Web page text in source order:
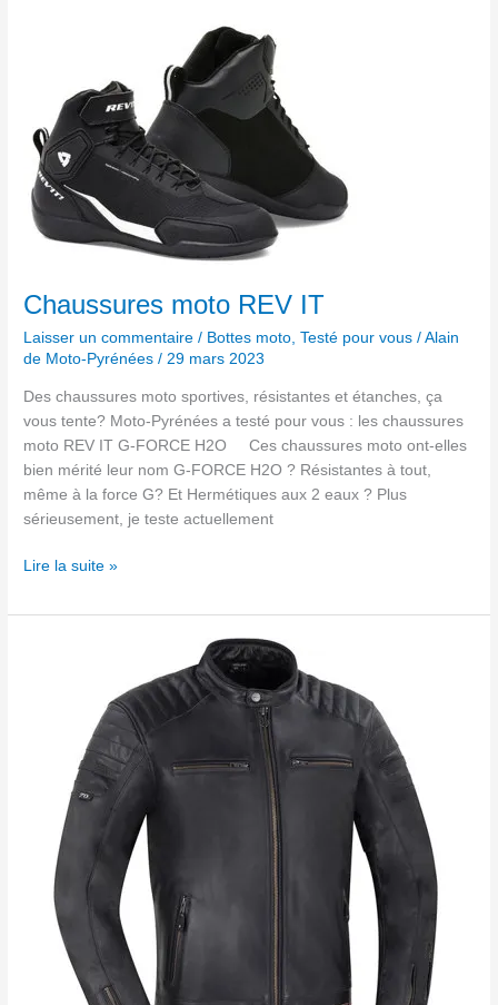
Chaussures moto REV IT
Laisser un commentaire / Bottes moto,Testé pour vous /Alain
de Moto-Pyrénées/29 mars 2023
Des chaussures moto sportives, résistantes et étanches, ça
vous tente? Moto-Pyrénées a testé pour vous : les chaussures
moto REV IT G-FORCE H2O Ces chaussures moto ont-elles
bien mérité leur nom G-FORCE H2O ? Résistantes à tout,
même à la force G? Et Hermétiques aux 2 eaux ? Plus
sérieusement, je teste actuellement
Lire la suite »